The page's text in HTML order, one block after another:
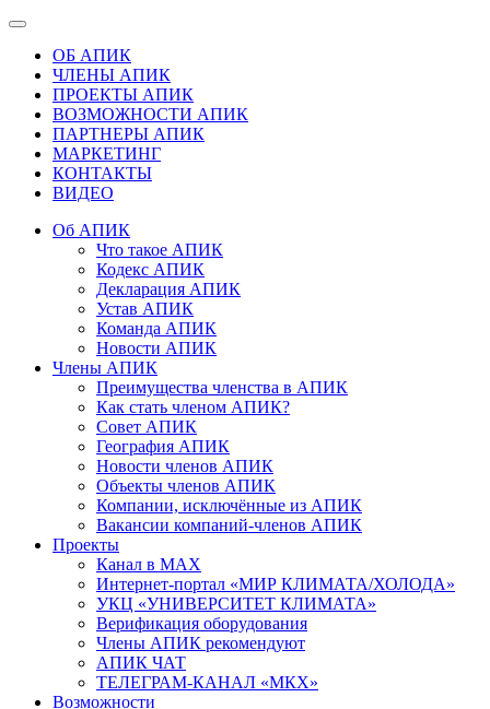
ОБ АПИК
ЧЛЕНЫ АПИК
ПРОЕКТЫ АПИК
ВОЗМОЖНОСТИ АПИК
ПАРТНЕРЫ АПИК
МАРКЕТИНГ
КОНТАКТЫ
ВИДЕО
Об АПИК
Что такое АПИК
Кодекс АПИК
Декларация АПИК
Устав АПИК
Команда АПИК
Новости АПИК
Члены АПИК
Преимущества членства в АПИК
Как стать членом АПИК?
Совет АПИК
География АПИК
Новости членов АПИК
Объекты членов АПИК
Компании, исключённые из АПИК
Вакансии компаний-членов АПИК
Проекты
Канал в MAX
Интернет-портал «МИР КЛИМАТА/ХОЛОДА»
УКЦ «УНИВЕРСИТЕТ КЛИМАТА»
Верификация оборудования
Члены АПИК рекомендуют
АПИК ЧАТ
ТЕЛЕГРАМ-КАНАЛ «МКХ»
Возможности